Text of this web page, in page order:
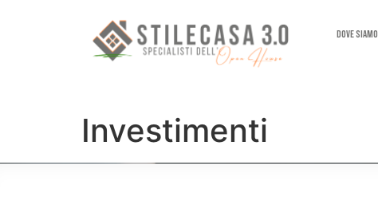
Dove Siamo
Investimenti